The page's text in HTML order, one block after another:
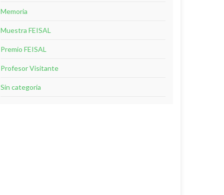
Memoria
Muestra FEISAL
Premio FEISAL
Profesor Visitante
Sin categoría